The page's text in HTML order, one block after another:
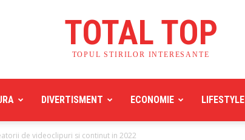
TOTAL TOP
TOPUL STIRILOR INTERESANTE
DIVERTISMENT ECONOMIE LIFESTYLE
de videoclipuri si continut in 2022